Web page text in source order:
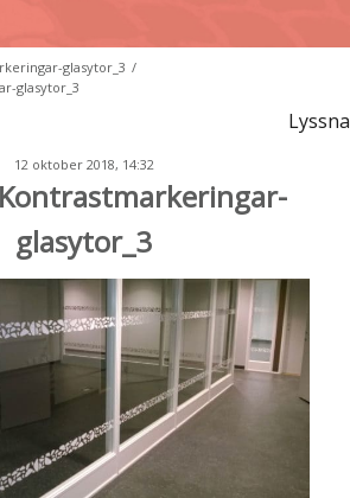
glasytor_3 /
glasytor_3
Lyssna
12 oktober 2018, 14:32
glasytor_3